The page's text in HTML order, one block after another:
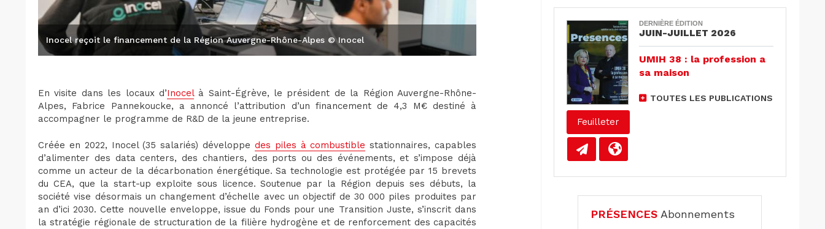
Inocel reçoit le financement de la Région Auvergne-Rhône-Alpes © Inocel
En visite dans les locaux d’Inocelà Saint-Égrève, le président de la Région Auvergne-Rhône-
Alpes, Fabrice Pannekoucke, a annoncé l’attribution d’un financement de 4,3 M€ destiné à
accompagner le programme de R&D de la jeune entreprise.
Créée en 2022, Inocel (35 salariés) développe des piles à combustible stationnaires, capables
d’alimenter des data centers, des chantiers, des ports ou des événements, et s’impose déjà
comme un acteur de la décarbonation énergétique. Sa technologie est protégée par 15 brevets
du CEA, que la start-up exploite sous licence. Soutenue par la Région depuis ses débuts, la
société vise désormais un changement d’échelle avec un objectif de 30 000 piles produites par
an d’ici 2030. Cette nouvelle enveloppe, issue du Fonds pour une Transition Juste, s’inscrit dans
la stratégie régionale de structuration de la filière hydrogène et de renforcement des capacités
Feuilleter
DERNIÈRE ÉDITION
JUIN-JUILLET 2026
UMIH 38 : la profession a
sa maison
TOUTES LES PUBLICATIONS
PRÉSENCES Abonnements